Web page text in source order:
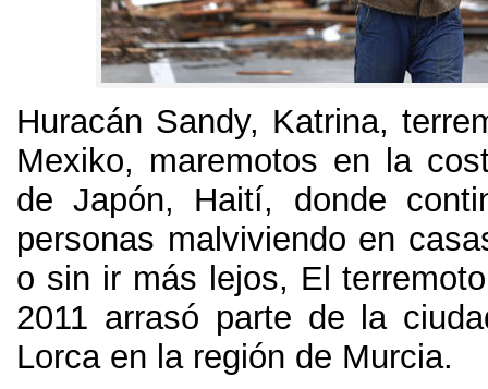
Huracán Sandy, Katrina,
Mexiko, maremotos en la
de Japón, Haití, donde
personas malviviendo en
o sin ir más lejos, El
2011 arrasó parte de la
Lorca en la región de Murcia.